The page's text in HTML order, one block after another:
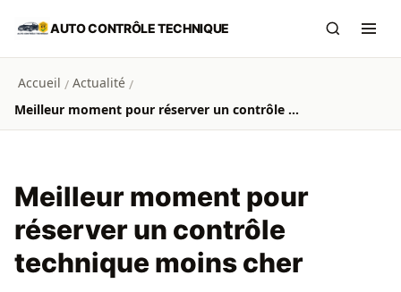
Aller au contenu principal
AUTO CONTRÔLE TECHNIQUE
Accueil / Actualité /
Meilleur moment pour réserver un contrôle technique moins cher
Meilleur moment pour
réserver un contrôle
technique moins cher